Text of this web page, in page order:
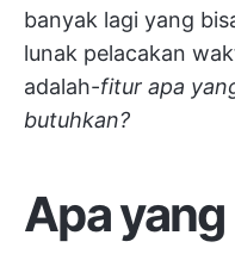
banyak lagi yang
lunak pelacakan
adalah-fitur apa
butuhkan?
Apa